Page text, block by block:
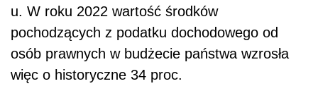
u. W roku 2022 wartość środków
pochodzących z podatku dochodowego od
osób prawnych w budżecie państwa wzrosła
więc o historyczne 34 proc.